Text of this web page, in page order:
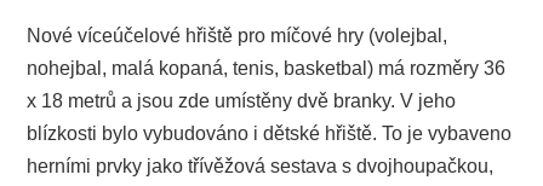
Nové víceúčelové hřiště pro míčové hry (volejbal,
nohejbal, malá kopaná, tenis, basketbal) má rozměry 36
x 18 metrů a jsou zde umístěny dvě branky. V jeho
blízkosti bylo vybudováno i dětské hřiště. To je vybaveno
herními prvky jako třívěžová sestava s dvojhoupačkou,